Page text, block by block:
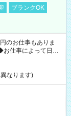
ブランクOK
のお仕事もありま
仕事によって日給
なります)